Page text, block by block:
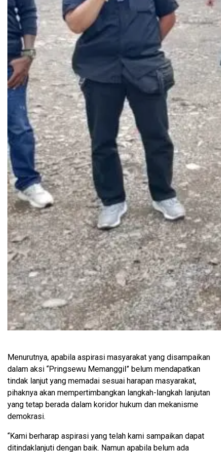
Menurutnya, apabila aspirasi masyarakat yang disampaikan
dalam aksi “Pringsewu Memanggil” belum mendapatkan
tindak lanjut yang memadai sesuai harapan masyarakat,
pihaknya akan mempertimbangkan langkah-langkah lanjutan
yang tetap berada dalam koridor hukum dan mekanisme
demokrasi.
“Kami berharap aspirasi yang telah kami sampaikan dapat
ditindaklanjuti dengan baik. Namun apabila belum ada